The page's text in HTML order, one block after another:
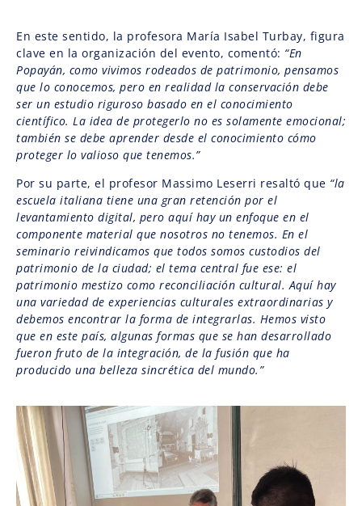
En este sentido, la profesora María Isabel Turbay, figura
clave en la organización del evento, comentó: “En
Popayán, como vivimos rodeados de patrimonio, pensamos
que lo conocemos, pero en realidad la conservación debe
ser un estudio riguroso basado en el conocimiento
científico. La idea de protegerlo no es solamente emocional;
también se debe aprender desde el conocimiento cómo
proteger lo valioso que tenemos.”
Por su parte, el profesor Massimo Leserri resaltó que “la
escuela italiana tiene una gran retención por el
levantamiento digital, pero aquí hay un enfoque en el
componente material que nosotros no tenemos. En el
seminario reivindicamos que todos somos custodios del
patrimonio de la ciudad; el tema central fue ese: el
patrimonio mestizo como reconciliación cultural. Aquí hay
una variedad de experiencias culturales extraordinarias y
debemos encontrar la forma de integrarlas. Hemos visto
que en este país, algunas formas que se han desarrollado
fueron fruto de la integración, de la fusión que ha
producido una belleza sincrética del mundo.”